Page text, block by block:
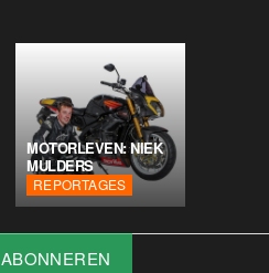
MOTORLEVEN: NIEK
MULDERS
REPORTAGES
ABONNEREN